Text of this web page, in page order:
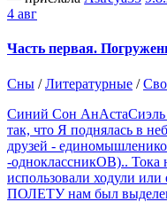
4 авг
Часть первая.
Сны /Литературные /
Синий Сон АнАстаСиэль
так, что Я поднялась в
друзей -
-одноклассникОВ).. Тока
использовали ходули
ПОЛЕТУ нам был